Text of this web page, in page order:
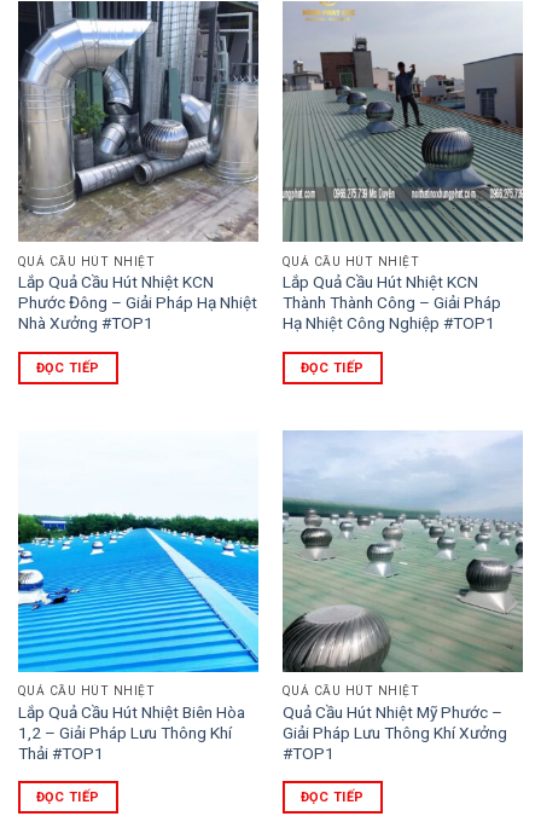
QUẢ CẦU HÚT NHIỆT
Lắp Quả Cầu Hút Nhiệt KCN
Phước Đông – Giải Pháp Hạ Nhiệt
Nhà Xưởng #TOP1
ĐỌC TIẾP
QUẢ CẦU HÚT NHIỆT
Lắp Quả Cầu Hút Nhiệt KCN
Thành Thành Công – Giải Pháp
Hạ Nhiệt Công Nghiệp #TOP1
ĐỌC TIẾP
QUẢ CẦU HÚT NHIỆT
Lắp Quả Cầu Hút Nhiệt Biên Hòa
1,2 – Giải Pháp Lưu Thông Khí
Thải #TOP1
ĐỌC TIẾP
QUẢ CẦU HÚT NHIỆT
Quả Cầu Hút Nhiệt Mỹ Phước –
Giải Pháp Lưu Thông Khí Xưởng
#TOP1
ĐỌC TIẾP